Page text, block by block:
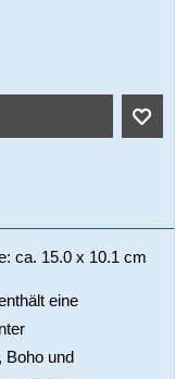
ca. 15.0 x 10.1 cm
eine
Boho und